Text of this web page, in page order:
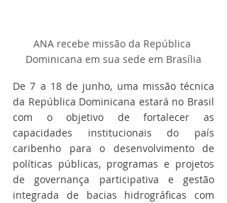
ANA recebe missão da República
Dominicana em sua sede em Brasília
De 7 a 18 de junho, uma missão técnica
da República Dominicana estará no Brasil
com o objetivo de fortalecer as
capacidades institucionais do país
caribenho para o desenvolvimento de
políticas públicas, programas e projetos
de governança participativa e gestão
integrada de bacias hidrográficas com